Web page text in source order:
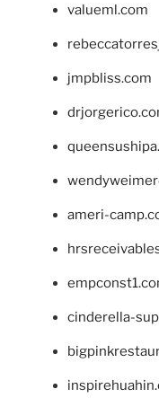
valueml.com
jmpbliss.com
ameri-
cinderella-